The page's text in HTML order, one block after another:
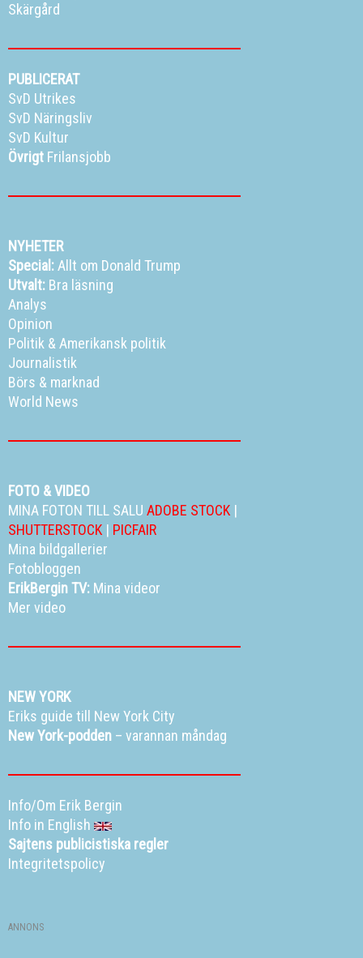
Skärgård
PUBLICERAT
SvD Utrikes
SvD Näringsliv
SvD Kultur
Övrigt Frilansjobb
NYHETER
Special:Allt om Donald Trump
Utvalt: Bra läsning
Analys
Opinion
Politik &Amerikansk politik
Journalistik
Börs & marknad
World News
FOTO & VIDEO
MINA FOTON TILL SALU ADOBE STOCK |
SHUTTERSTOCK | PICFAIR
Mina bildgallerier
Fotobloggen
ErikBergin TV: Mina videor
Mer video
NEW YORK
Eriks guide till New York City
New York-podden – varannan måndag
Info/Om Erik Bergin
Info in English
Sajtens publicistiska regler
Integritetspolicy
ANNONS